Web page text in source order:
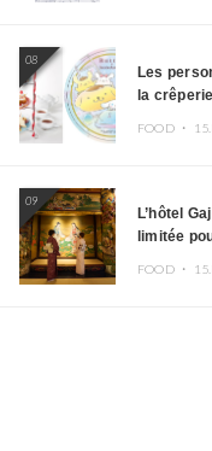
08
Les
la
FOOD ・
09
L’hôtel
limitée
FOOD ・